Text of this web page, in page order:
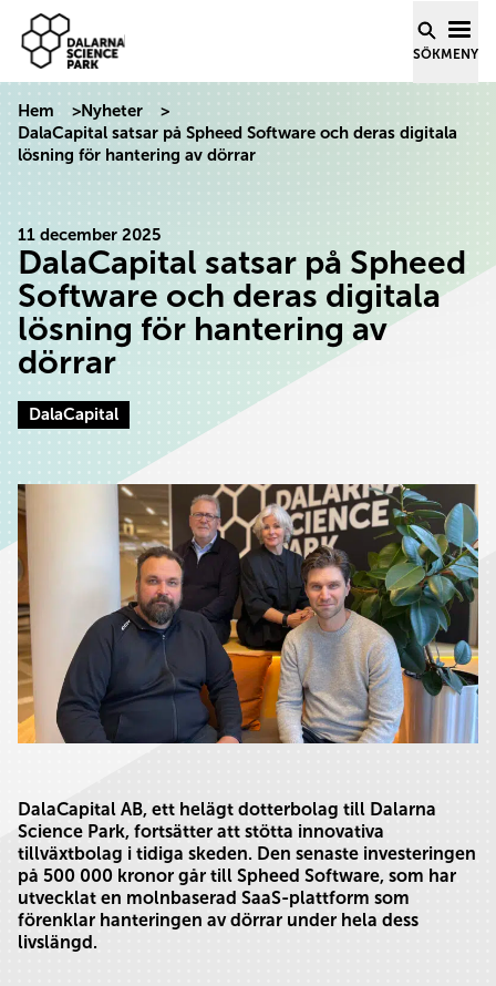
Hoppa till innehåll
Dalarna Science Park
SÖKMENY
Hem >Nyheter
>
DalaCapital satsar på Spheed Software och deras digitala
lösning för hantering av dörrar
11 december 2025
DalaCapital satsar på Spheed
Software och deras digitala
lösning för hantering av
dörrar
DalaCapital
DalaCapital AB, ett helägt dotterbolag till Dalarna
Science Park, fortsätter att stötta innovativa
tillväxtbolag i tidiga skeden. Den senaste investeringen
på 500 000 kronor går till Spheed Software, som har
utvecklat en molnbaserad SaaS-plattform som
förenklar hanteringen av dörrar under hela dess
livslängd.